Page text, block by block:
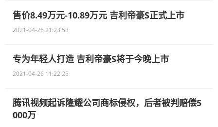
售价8.49万元-10.89万元 吉利帝豪S正式上市
2021-04-26 21:23:53
专为年轻人打造 吉利帝豪S将于今晚上市
2021-04-26 11:22:25
腾讯视频起诉隆耀公司商标侵权，后者被判赔偿5
000万